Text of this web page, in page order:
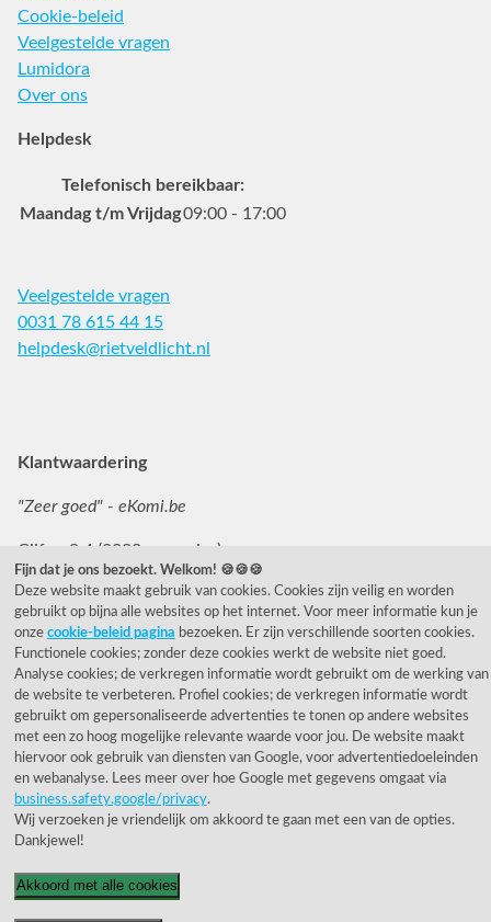
Cookie-beleid
Veelgestelde vragen
Lumidora
Over ons
Helpdesk
Telefonisch bereikbaar:
Maandag t/m Vrijdag09:00 - 17:00
Veelgestelde vragen
0031 78 615 44 15
helpdesk@rietveldlicht.nl
Klantwaardering
"Zeer goed" - eKomi.be
Cijfer: 9.4 (3230 recensies)
© 1955 - 2026 Rietveld Licht B.V.
Fijn dat je ons bezoekt. Welkom! 🍪🍪🍪
Deze website maakt gebruik van cookies. Cookies zijn veilig en worden
gebruikt op bijna alle websites op het internet. Voor meer informatie kun je
onze cookie-beleid pagina bezoeken. Er zijn verschillende soorten cookies.
Functionele cookies; zonder deze cookies werkt de website niet goed.
Analyse cookies; de verkregen informatie wordt gebruikt om de werking van
de website te verbeteren. Profiel cookies; de verkregen informatie wordt
gebruikt om gepersonaliseerde advertenties te tonen op andere websites
met een zo hoog mogelijke relevante waarde voor jou. De website maakt
hiervoor ook gebruik van diensten van Google, voor advertentiedoeleinden
en webanalyse. Lees meer over hoe Google met gegevens omgaat via
business.safety.google/privacy.
Wij verzoeken je vriendelijk om akkoord te gaan met een van de opties.
Dankjewel!
Akkoord met alle cookies